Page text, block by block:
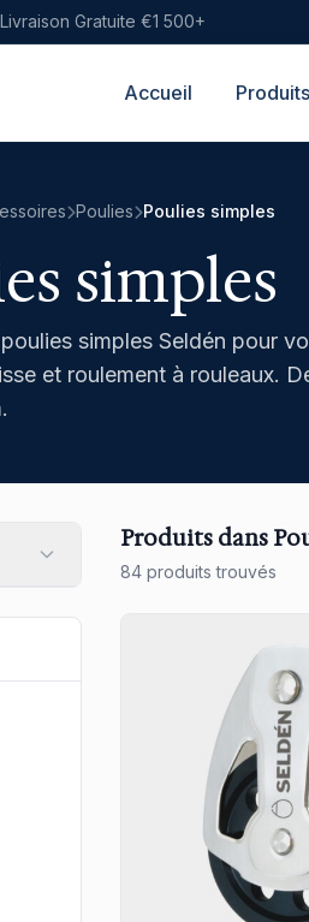
Livraison Gratuite €1 500+
Accueil Produits
Poulies Poulies simples
simples
simples Seldén pour
et roulement à rouleaux.
Produits dans
84 produits trouvés